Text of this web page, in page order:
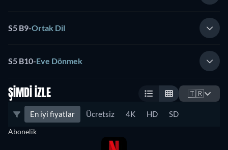
S5 B9-Ortak Dil
S5 B10-Eve Dönmek
ŞIMDI İZLE 🇹🇷
En iyi fiyatlar Ücretsiz 4K HD SD
Abonelik